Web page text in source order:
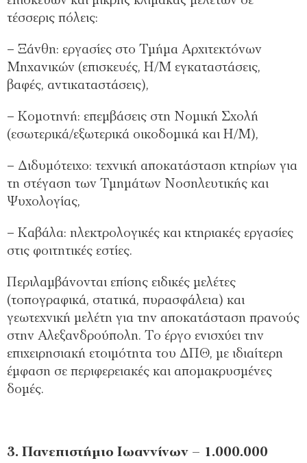
τέσσερις πόλεις:
– Ξάνθη: εργασίες στο Τμήμα Αρχιτεκτόνων
Μηχανικών (επισκευές, Η/Μ εγκαταστάσεις,
βαφές, αντικαταστάσεις),
– Κομοτηνή: επεμβάσεις στη Νομική Σχολή
(εσωτερικά/εξωτερικά οικοδομικά και Η/Μ),
– Διδυμότειχο: τεχνική αποκατάσταση κτηρίων για
τη στέγαση των Τμημάτων Νοσηλευτικής και
Ψυχολογίας,
– Καβάλα: ηλεκτρολογικές και κτηριακές εργασίες
στις φοιτητικές εστίες.
Περιλαμβάνονται επίσης ειδικές μελέτες
(τοπογραφικά, στατικά, πυρασφάλεια) και
γεωτεχνική μελέτη για την αποκατάσταση πρανούς
στην Αλεξανδρούπολη. Το έργο ενισχύει την
επιχειρησιακή ετοιμότητα του ΔΠΘ, με ιδιαίτερη
έμφαση σε περιφερειακές και απομακρυσμένες
δομές.
3. Πανεπιστήμιο Ιωαννίνων – 1.000.000